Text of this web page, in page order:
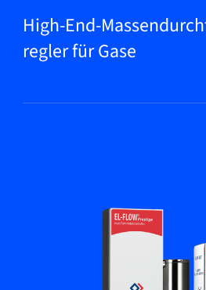
Märkte
Bronkhorst
High-End-
regler für Gase